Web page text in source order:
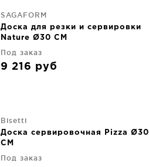
SAGAFORM
Доска для резки и сервировки
Nature Ø30 CM
Под заказ
9 216 руб
Bisetti
Доска сервировочная Pizza Ø30
CM
Под заказ